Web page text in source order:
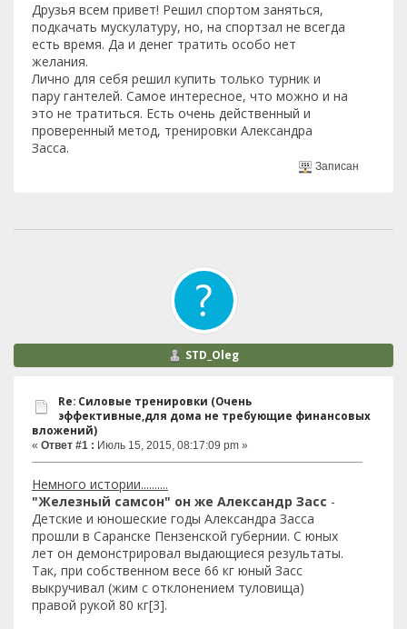
Друзья всем привет! Решил спортом заняться,
подкачать мускулатуру, но, на спортзал не всегда
есть время. Да и денег тратить особо нет
желания.
Лично для себя решил купить только турник и
пару гантелей. Самое интересное, что можно и на
это не тратиться. Есть очень действенный и
проверенный метод, тренировки Александра
Засса.
Записан
STD_Oleg
Re: Силовые тренировки (Очень
эффективные,для дома не требующие финансовых
вложений)
« Ответ #1 : Июль 15, 2015, 08:17:09 pm »
Немного истории..........
"Железный самсон" он же Александр Засс -
Детские и юношеские годы Александра Засса
прошли в Саранске Пензенской губернии. С юных
лет он демонстрировал выдающиеся результаты.
Так, при собственном весе 66 кг юный Засс
выкручивал (жим с отклонением туловища)
правой рукой 80 кг[3].